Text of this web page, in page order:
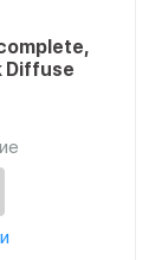
Diffuse